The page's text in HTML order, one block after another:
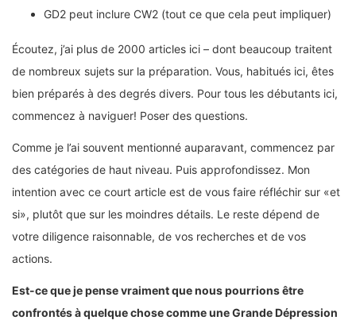
GD2 peut inclure CW2 (tout ce que cela peut impliquer)
Écoutez, j’ai plus de 2000 articles ici – dont beaucoup traitent
de nombreux sujets sur la préparation. Vous, habitués ici, êtes
bien préparés à des degrés divers. Pour tous les débutants ici,
commencez à naviguer! Poser des questions.
Comme je l’ai souvent mentionné auparavant, commencez par
des catégories de haut niveau. Puis approfondissez. Mon
intention avec ce court article est de vous faire réfléchir sur «et
si», plutôt que sur les moindres détails. Le reste dépend de
votre diligence raisonnable, de vos recherches et de vos
actions.
Est-ce que je pense vraiment que nous pourrions être
confrontés à quelque chose comme une Grande Dépression